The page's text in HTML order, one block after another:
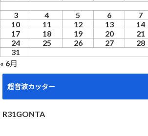
3
4 5 6 7
10
11 12 13 14
17
18 19 20 21
24
25 26 27 28
31
« 6月
超音波カッター
R31GONTA